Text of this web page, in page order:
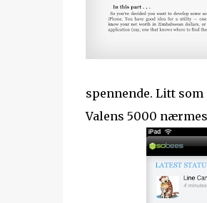
spennende. Litt
Valens 5000